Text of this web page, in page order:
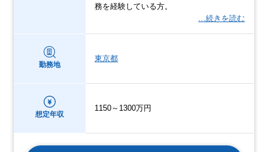
務を経験している方。
…続きを読む
勤務地
東京都
想定年収
1150～1300万円